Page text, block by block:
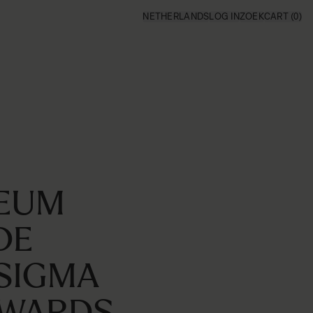
NETHERLANDS LOG IN ZOEKCART (0)